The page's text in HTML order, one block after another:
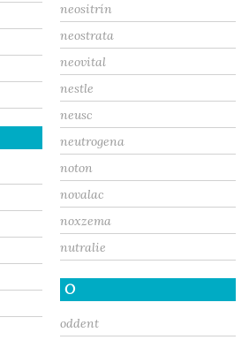
neositrín
neostrata
neovital
nestle
neusc
neutrogena
noton
novalac
noxzema
nutralie
O
oddent